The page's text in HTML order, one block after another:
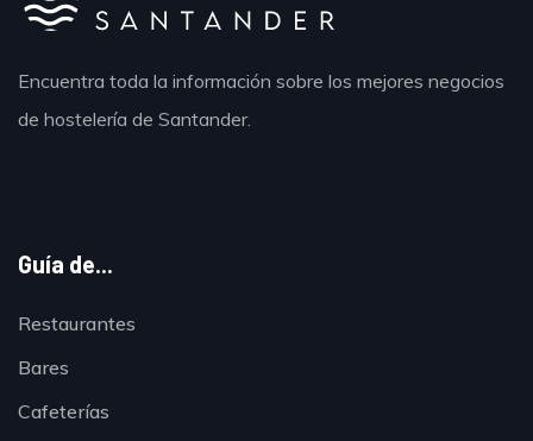
Encuentra toda la información sobre los mejores negocios
de hostelería de Santander.
Guía de...
Restaurantes
Bares
Cafeterías